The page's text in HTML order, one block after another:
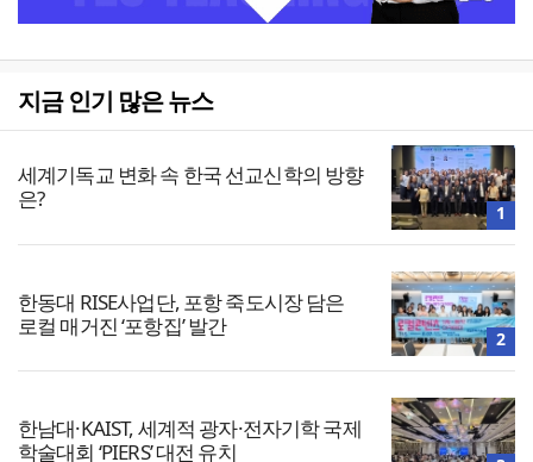
지금 인기 많은 뉴스
세계기독교 변화 속 한국 선교신학의 방향
은?
1
한동대 RISE사업단, 포항 죽도시장 담은
로컬 매거진 ‘포항집’ 발간
2
한남대·KAIST, 세계적 광자·전자기학 국제
학술대회 ‘PIERS’ 대전 유치